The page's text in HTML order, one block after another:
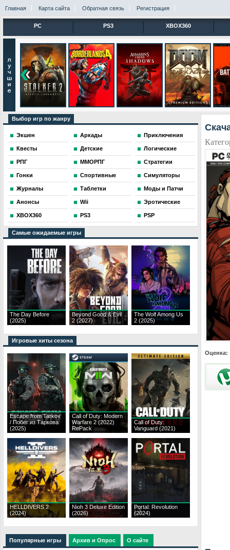
Главная Карта сайта Обратная связь Регистрация
PC PS3 XBOX360
Выбор игр по жанру
Экшен Аркады Приключения
Квесты Детские Логические
РПГ ММОРПГ Стратегии
Гонки Спортивные Симуляторы
Журналы Таблетки Моды и Патчи
Анонсы Wii Эротические
XBOX360 PS3 PSP
Самые ожидаемые игры
The Day Before
(2025)
Beyond Good & Evil
2 (2027)
The Wolf Among Us
2 (2025)
Игровые хиты сезона
Escape from Tarkov
/ Побег из Таркова
(2025)
Call of Duty: Modern
Warfare 2 (2022)
RePack
Call of Duty:
Vanguard (2021)
HELLDIVERS 2
(2024)
Nioh 3 Deluxe Edition
(2026)
Portal: Revolution
(2024)
Популярные игры Архив и Опрос О сайте
Оценка: